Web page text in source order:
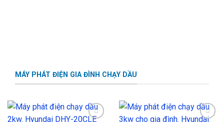
MÁY PHÁT ĐIỆN GIA ĐÌNH CHẠY DẦU